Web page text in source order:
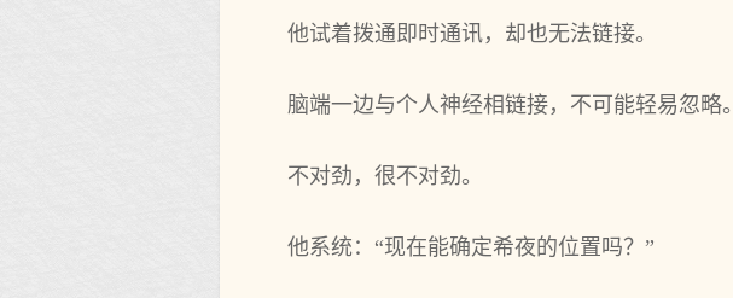
他试着拨通即时通讯，却也无法链接。
脑端一边与个人神经相链接，不可能轻易忽略。
不对劲，很不对劲。
他系统：“现在能确定希夜的位置吗？”